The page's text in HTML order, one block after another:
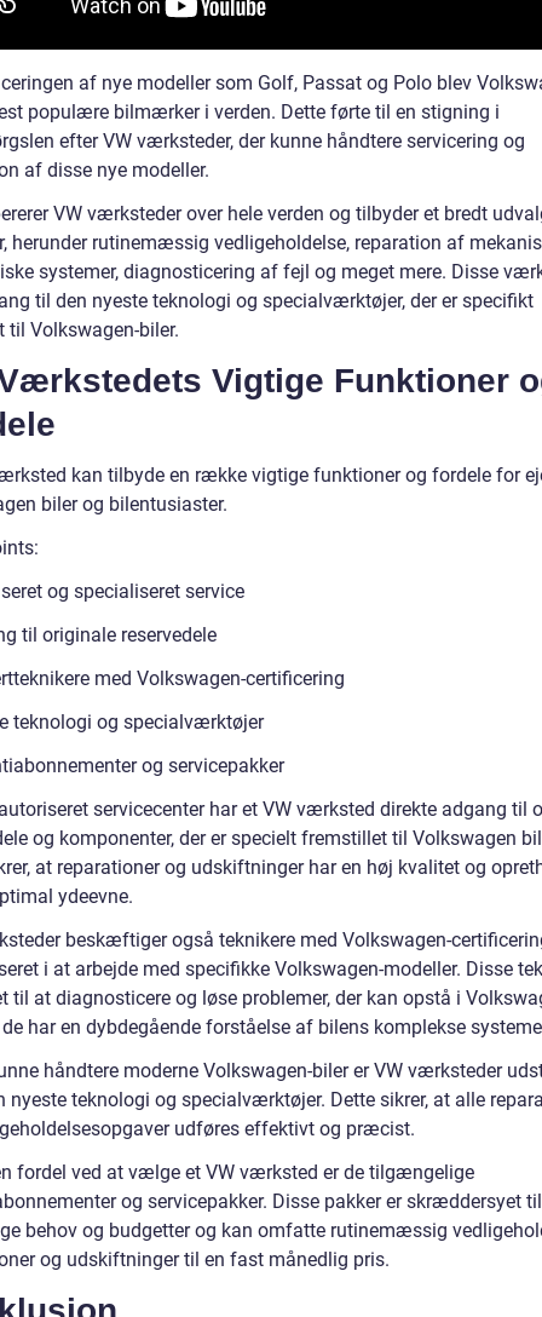
af nye modeller som Golf, Passat og Polo blev
populære bilmærker i verden. Dette førte til en stigning i
efter VW værksteder, der kunne håndtere servicering og
af disse nye modeller.
VW værksteder over hele verden og tilbyder et bredt
herunder rutinemæssig vedligeholdelse, reparation af
systemer, diagnosticering af fejl og meget mere. Disse
til den nyeste teknologi og specialværktøjer, der er specifikt
til Volkswagen-biler.
Vigtige Funktioner
kan tilbyde en række vigtige funktioner og fordele for
biler og bilentusiaster.
og specialiseret service
til originale reservedele
med Volkswagen-certificering
teknologi og specialværktøjer
og servicepakker
servicecenter har et VW værksted direkte adgang til
og komponenter, der er specielt fremstillet til Volkswagen
at reparationer og udskiftninger har en høj kvalitet og
ydeevne.
beskæftiger også teknikere med Volkswagen-
i at arbejde med specifikke Volkswagen-modeller. Disse
til at diagnosticere og løse problemer, der kan opstå i
har en dybdegående forståelse af bilens komplekse
håndtere moderne Volkswagen-biler er VW værksteder
nyeste teknologi og specialværktøjer. Dette sikrer, at alle
udføres effektivt og præcist.
fordel ved at vælge et VW værksted er de tilgængelige
og servicepakker. Disse pakker er skræddersyet til
behov og budgetter og kan omfatte rutinemæssig
og udskiftninger til en fast månedlig pris.